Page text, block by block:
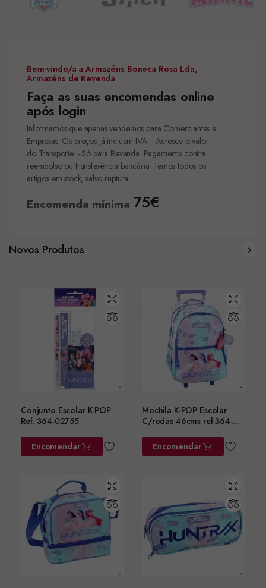
Bem-vindo/a a Armazéns Boneca Rosa Lda,
Armazéns de Revenda
Faça as suas encomendas online
após login
Informamos que apenas vendemos para Comerciantes e
Empresas. Os preços já incluem IVA. - Acresce o valor
do Transporte. - Só para Revenda. Pagamento contra
reembolso ou transferência bancária. Temos todos os
artigos em stock, salvo ruptura.
Encomenda mínima 75€
Novos Produtos
Conjunto Escolar K-POP
Ref. 364-02755
Encomendar
Mochila K-POP Escolar
C/rodas 46cms ref.364-
Encomendar